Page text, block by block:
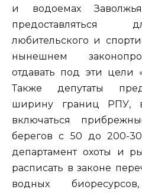
и водоемах
предоставляться
любительского и
нынешнем
отдавать под эти цели
Также депутаты
ширину границ РПУ,
включаться
берегов с 50 до 200-
департамент охоты и
расписать в законе
водных